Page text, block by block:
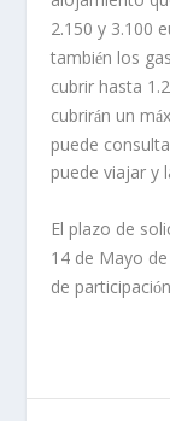
2.150 y 3.100
también los
cubrir hasta
cubrirán un má
puede
puede viajar y
El plazo de
14 de Mayo
de participació